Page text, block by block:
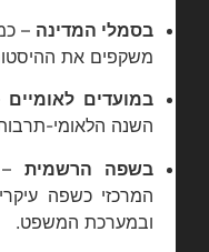
בסמלי המדינה– כמו
משקפים את ההיסטוריה
במועדים לאומיים–
השנה הלאומי-תרבותי
בשפה הרשמית–
המרכזי כשפה עיקרית
ובמערכת המשפט.